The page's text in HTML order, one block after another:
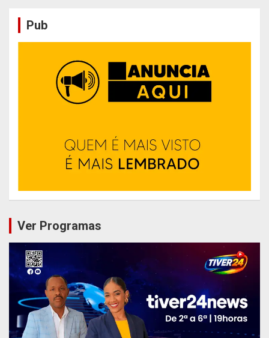
Pub
Ver Programas